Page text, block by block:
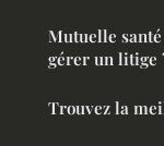
Mutuelle
gérer un litige
Trouvez la